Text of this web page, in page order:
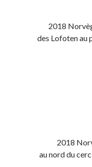
2018
des Lofoten au
2018
au nord du